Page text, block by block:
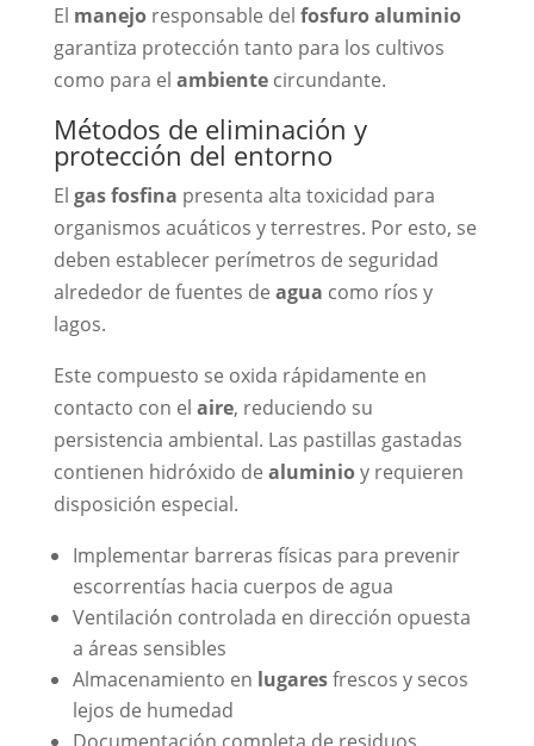
El manejoresponsable del fosfuro aluminio
garantiza protección tanto para los cultivos
como para el ambientecircundante.
Métodos de eliminación y
protección del entorno
El gas fosfina presenta alta toxicidad para
organismos acuáticos y terrestres. Por esto, se
deben establecer perímetros de seguridad
alrededor de fuentes de agua como ríos y
lagos.
Este compuesto se oxida rápidamente en
contacto con el aire, reduciendo su
persistencia ambiental. Las pastillas gastadas
contienen hidróxido de aluminioy requieren
disposición especial.
Implementar barreras físicas para prevenir
escorrentías hacia cuerpos de agua
Ventilación controlada en dirección opuesta
a áreas sensibles
Almacenamiento en lugaresfrescos y secos
lejos de humedad